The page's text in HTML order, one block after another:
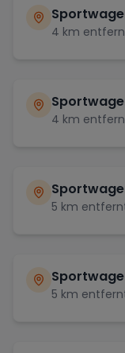
4 km
4 km
5 km
5 km